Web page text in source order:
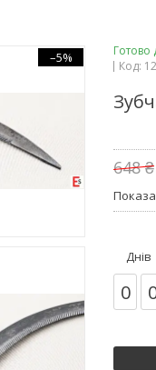
–5% Готово
Код:
648 ₴
Днів
0